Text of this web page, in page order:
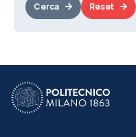
Cerca Reset